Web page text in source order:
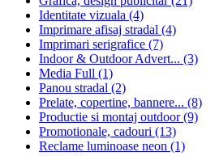
Identitate vizuala (4)
Imprimare afisaj stradal (4)
Imprimari serigrafice (7)
Indoor & Outdoor Advert... (3)
Media Full (1)
Panou stradal (2)
Prelate, copertine, bannere... (8)
Productie si montaj outdoor (9)
Promotionale, cadouri (13)
Reclame luminoase neon (1)